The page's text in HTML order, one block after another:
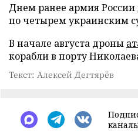
Днем ранее армия России
по четырем украинским
В начале августа дроны
корабли в порту
Текст: Алексей Дегтярёв